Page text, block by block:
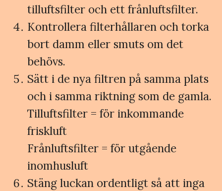
tilluftsfilter och ett frånluftsfilter.
Kontrollera filterhållaren och torka
bort damm eller smuts om det
behövs.
Sätt i de nya filtren på samma plats
och i samma riktning som de gamla.
Tilluftsfilter = för inkommande
friskluft
Frånluftsfilter = för utgående
inomhusluft
Stäng luckan ordentligt så att inga